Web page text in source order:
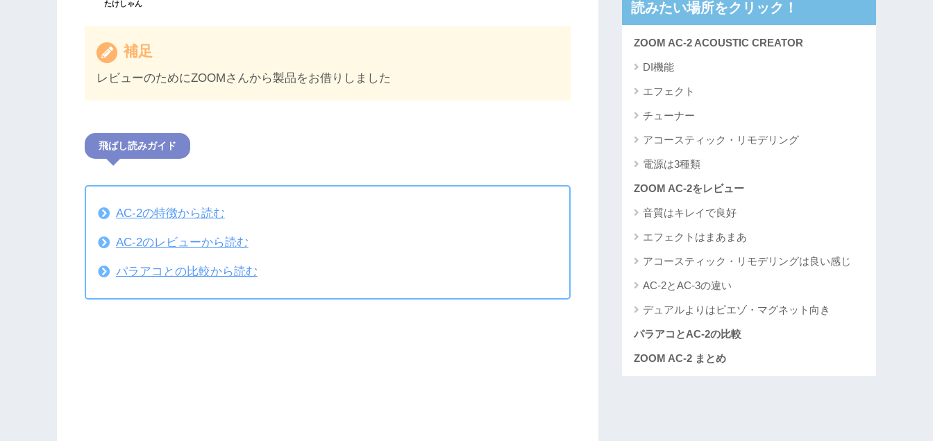
たけしゃん
補足
レビューのためにZOOMさんから製品をお借りしました
飛ばし読みガイド
AC-2の特徴から読む
AC-2のレビューから読む
パラアコとの比較から読む
読みたい場所をクリック！
ZOOM AC-2 ACOUSTIC CREATOR
DI機能
エフェクト
チューナー
アコースティック・リモデリング
電源は3種類
ZOOM AC-2をレビュー
音質はキレイで良好
エフェクトはまあまあ
アコースティック・リモデリングは良い感じ
AC-2とAC-3の違い
デュアルよりはピエゾ・マグネット向き
パラアコとAC-2の比較
ZOOM AC-2 まとめ